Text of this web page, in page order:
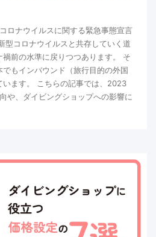
ロナウイルスに関する緊急事態宣言
型コロナウイルスと共存していく道
前の水準に戻りつつあります。 そ
もインバウンド（旅行目的の外国
います。 こちらの記事では、2023
や、ダイビングショップへの影響に